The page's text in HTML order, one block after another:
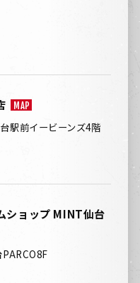
MAP
駅前イービーンズ4階
ショップ MINT仙台